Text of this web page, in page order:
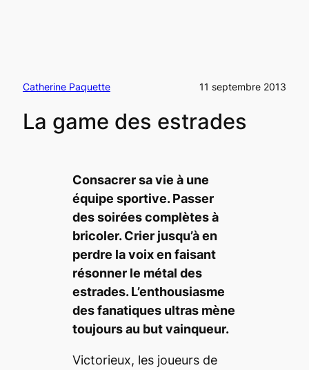
Catherine Paquette 11 septembre 2013
La game des estrades
Consacrer sa vie à une
équipe sportive. Passer
des soirées complètes à
bricoler. Crier jusqu’à en
perdre la voix en faisant
résonner le métal des
estrades. L’enthousiasme
des fanatiques ultras mène
toujours au but vainqueur.
Victorieux, les joueurs de